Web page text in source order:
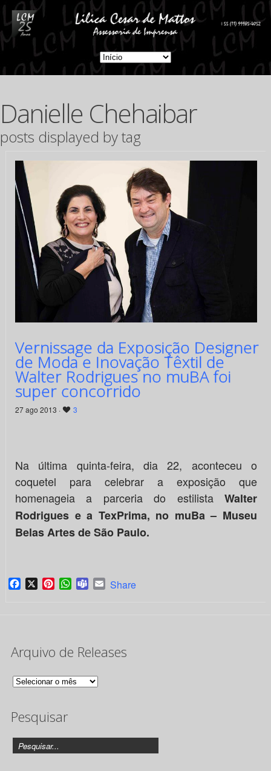
Danielle Chehaibar
posts displayed by tag
Vernissage da Exposição Designer
de Moda e Inovação Têxtil de
Walter Rodrigues no muBA foi
super concorrido
27 ago 2013 · 3
Na última quinta-feira, dia 22, aconteceu o
coquetel para celebrar a exposição que
homenageia a parceria do estilistaWalter
Rodrigues e a TexPrima, no muBa – Museu
Belas Artes de São Paulo.
Facebook
X PinterestWhatsApp
TeamsEmail
Share
Arquivo de Releases
Arquivo
Releases
Pesquisar